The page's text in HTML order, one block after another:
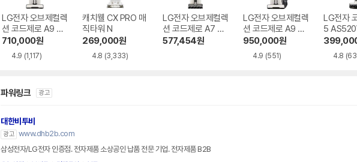
LG전자 오브제컬렉
션 코드제로 A9 AX
920BWE
710,000원
4.9 (1,117)
캐치웰 CX PRO 매
직타워 N
269,000원
4.8 (3,333)
LG전자 오브제컬렉
션 코드제로 A7 Co
re A720WA
577,454원
LG전자 오브제컬렉
션 코드제로 A9 AX
958BWE
950,000원
4.9 (551)
LG전자
5
4.8
파워링크 광고
대한비투비
광고 www.dhb2b.com
삼성전자/LG전자 인증점. 전자제품 소상공인 납품 전문 기업. 전자제품 B2B